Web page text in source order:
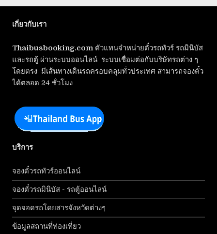
เกี่ยวกับเรา
Thaibusbooking.com ตัวแทนจำหน่ายตั๋วรถทัวร์ รถมินิบัส
และรถตู้ ผ่านระบบออนไลน์ ระบบเชื่อมต่อกับบริษัทรถต่าง ๆ
โดยตรง มีเส้นทางเดินรถครอบคลุมทั่วประเทศ สามารถจองตั๋ว
ได้ตลอด 24 ชั่วโมง
บริการ
จองตั๋วรถทัวร์ออนไลน์
จองตั๋วรถมินิบัส - รถตู้ออนไลน์
จุดจอดรถโดยสารจังหวัดต่างๆ
ข้อมูลสถานที่ท่องเที่ยว